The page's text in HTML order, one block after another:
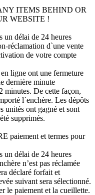
ITEMS BEHIND OR
WEBSITE !
un délai de 24 heures
réclamation d`une vente
de votre compte
ligne ont une fermeture
dernière minute
minutes. De cette façon,
l`enchère. Les dépôts
unités ont gagné et sont
supprimés.
paiement et termes pour
un délai de 24 heures
n’est pas réclamée
déclaré forfait et
suivant sera sélectionné.
le paiement et la cueillette.